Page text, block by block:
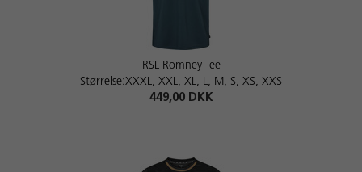
RSL Romney Tee
Størrelse:XXXL, XXL, XL, L, M, S, XS, XXS
449,00 DKK